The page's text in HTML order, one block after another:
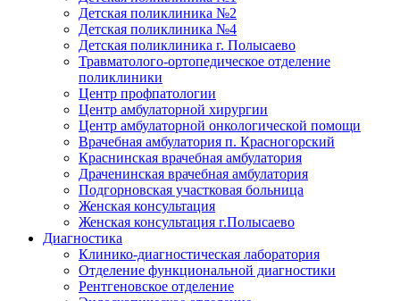
Детская поликлиника №2
Детская поликлиника №4
Детская поликлиника г. Полысаево
Травматолого-ортопедическое отделение
поликлиники
Центр профпатологии
Центр амбулаторной хирургии
Центр амбулаторной онкологической помощи
Врачебная амбулатория п. Красногорский
Краснинская врачебная амбулатория
Драченинская врачебная амбулатория
Подгорновская участковая больница
Женская консультация
Женская консультация г.Полысаево
Диагностика
Клинико-диагностическая лаборатория
Отделение функциональной диагностики
Рентгеновское отделение